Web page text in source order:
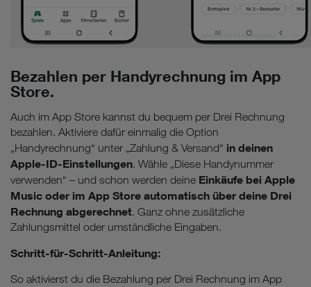
Bezahlen per Handyrechnung im App
Store.
Auch im App Store kannst du bequem per Drei Rechnung
bezahlen. Aktiviere dafür einmalig die Option
„Handyrechnung“ unter „Zahlung & Versand“ in deinen
Apple-ID-Einstellungen. Wähle „Diese Handynummer
verwenden“ – und schon werden deine Einkäufe bei Apple
Music oder im App Store automatisch über deine Drei
Rechnung abgerechnet. Ganz ohne zusätzliche
Zahlungsmittel oder umständliche Eingaben.
Schritt-für-Schritt-Anleitung:
So aktivierst du die Bezahlung per Drei Rechnung im App